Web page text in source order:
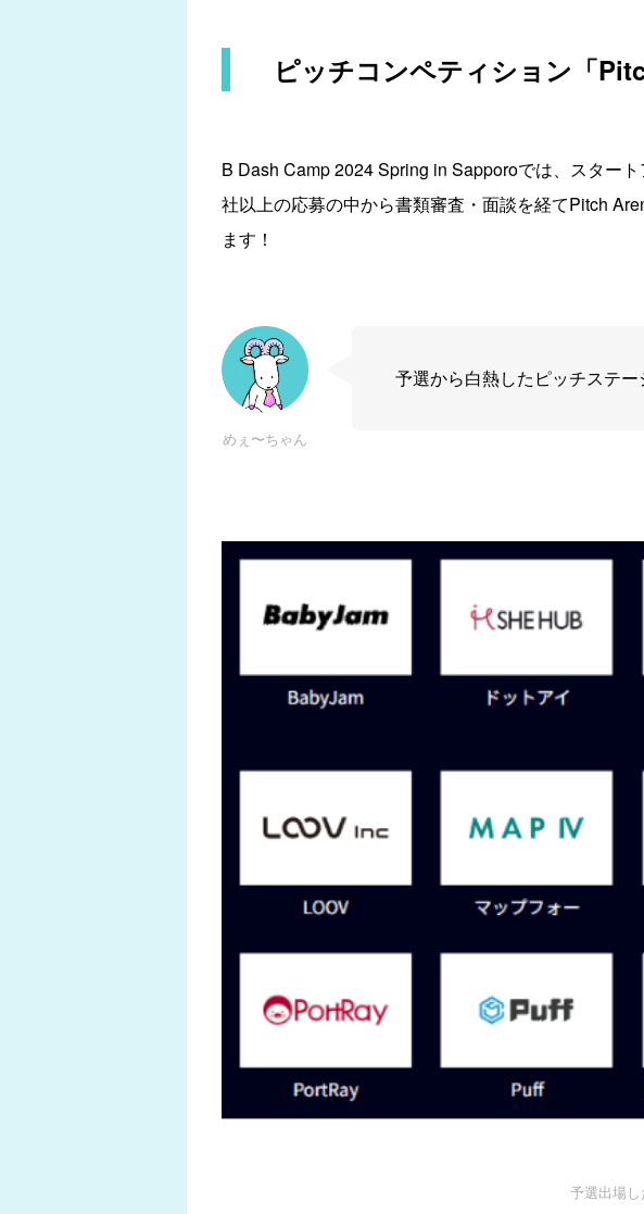
ピッチコンペティション「
B Dash Camp 2024 Spring in Sapporoでは、スター
社以上の応募の中から書類審査・面談を経てPitch
ます！
めぇ〜ちゃん
予選から白熱したピッチステ
予選出場し